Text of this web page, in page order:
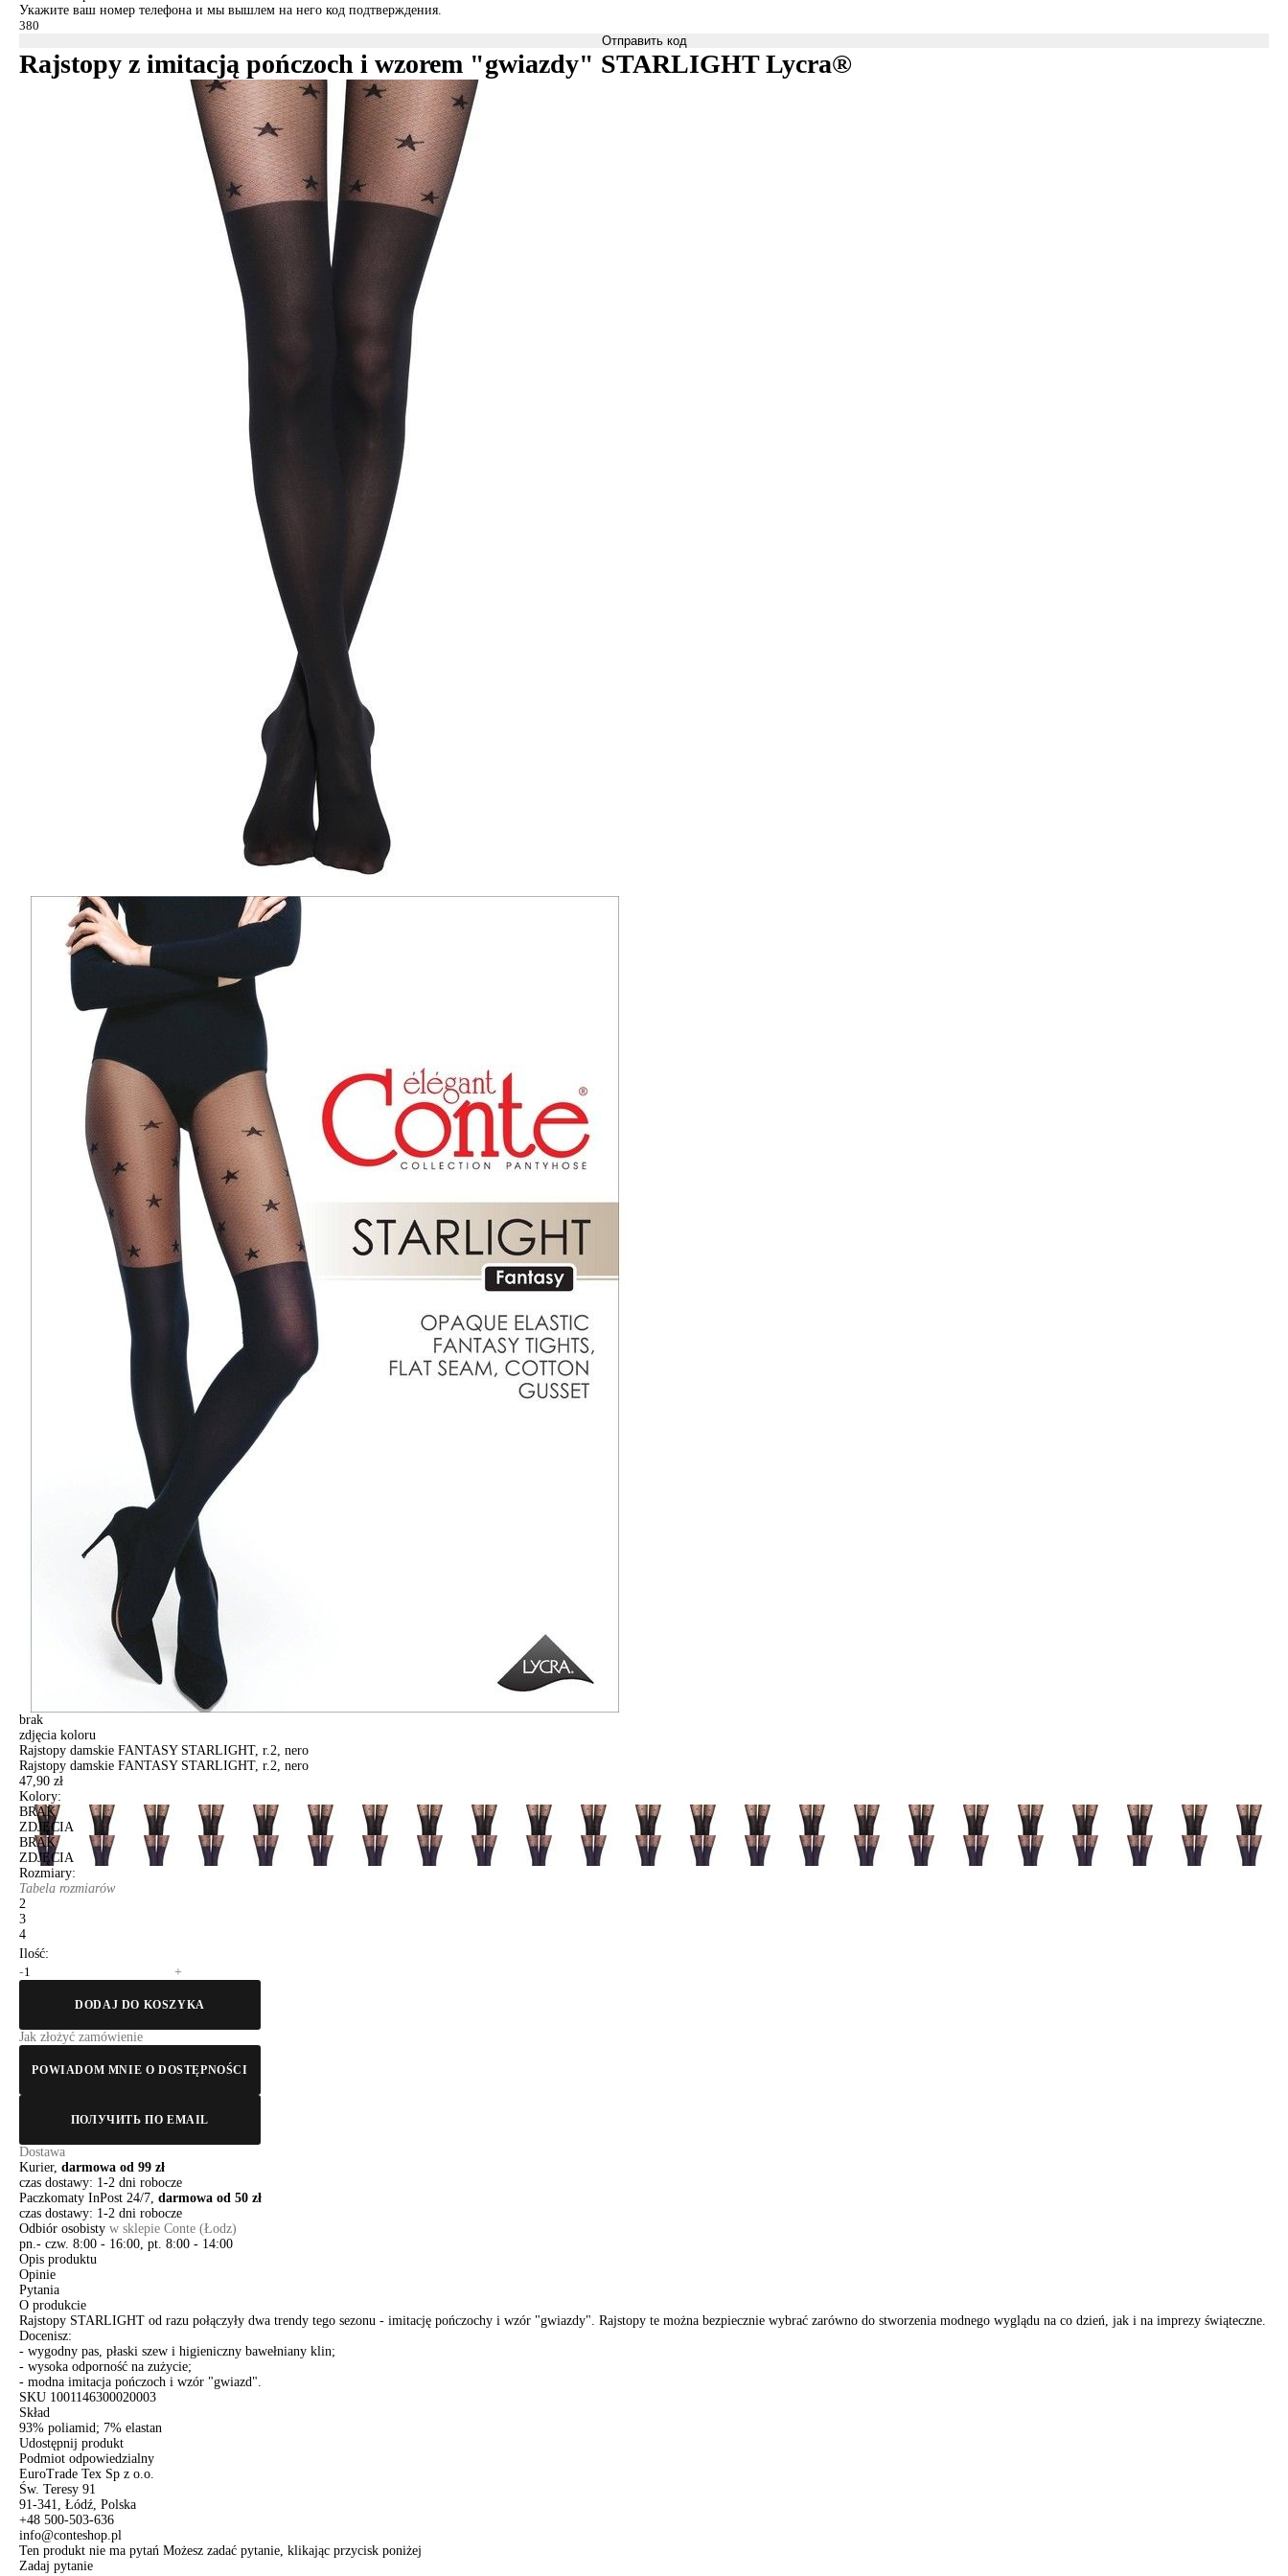
Укажите ваш номер телефона и мы вышлем на него код подтверждения.
Отправить код
Rajstopy z imitacją pończoch i wzorem "gwiazdy" STARLIGHT Lycra®
brak
zdjęcia koloru
Rajstopy damskie FANTASY STARLIGHT, r.2, nero
Rajstopy damskie FANTASY STARLIGHT, r.2, nero
47,90 zł
Kolory:
BRAK
ZDJĘCIA
BRAK
ZDJĘCIA
Rozmiary:
Tabela rozmiarów
2
3
4
Ilość:
-
+
DODAJ DO KOSZYKA
Jak złożyć zamówienie
POWIADOM MNIE O DOSTĘPNOŚCI
ПОЛУЧИТЬ ПО EMAIL
Dostawa
Kurier, darmowa od 99 zł
czas dostawy: 1-2 dni robocze
Paczkomaty InPost 24/7, darmowa od 50 zł
czas dostawy: 1-2 dni robocze
Odbiór osobisty w sklepie Conte (Łodz)
pn.- czw. 8:00 - 16:00, pt. 8:00 - 14:00
Opis produktu
Opinie
Pytania
O produkcie
Rajstopy STARLIGHT od razu połączyły dwa trendy tego sezonu - imitację pończochy i wzór "gwiazdy". Rajstopy te można bezpiecznie wybrać zarówno do stworzenia modnego wyglądu na co dzień, jak i na imprezy świąteczne.
Docenisz:
- wygodny pas, płaski szew i higieniczny bawełniany klin;
- wysoka odporność na zużycie;
- modna imitacja pończoch i wzór "gwiazd".
SKU 1001146300020003
Skład
93% poliamid; 7% elastan
Udostępnij produkt
Podmiot odpowiedzialny
EuroTrade Tex Sp z o.o.
Św. Teresy 91
91-341, Łódź, Polska
+48 500-503-636
info@conteshop.pl
Ten produkt nie ma pytań Możesz zadać pytanie, klikając przycisk poniżej
Zadaj pytanie